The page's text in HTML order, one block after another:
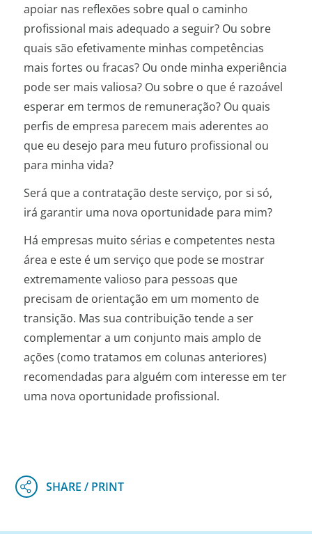
apoiar nas reflexões sobre qual o caminho
profissional mais adequado a seguir? Ou sobre
quais são efetivamente minhas competências
mais fortes ou fracas? Ou onde minha experiência
pode ser mais valiosa? Ou sobre o que é razoável
esperar em termos de remuneração? Ou quais
perfis de empresa parecem mais aderentes ao
que eu desejo para meu futuro profissional ou
para minha vida?
Será que a contratação deste serviço, por si só,
irá garantir uma nova oportunidade para mim?
Há empresas muito sérias e competentes nesta
área e este é um serviço que pode se mostrar
extremamente valioso para pessoas que
precisam de orientação em um momento de
transição. Mas sua contribuição tende a ser
complementar a um conjunto mais amplo de
ações (como tratamos em colunas anteriores)
recomendadas para alguém com interesse em ter
uma nova oportunidade profissional.